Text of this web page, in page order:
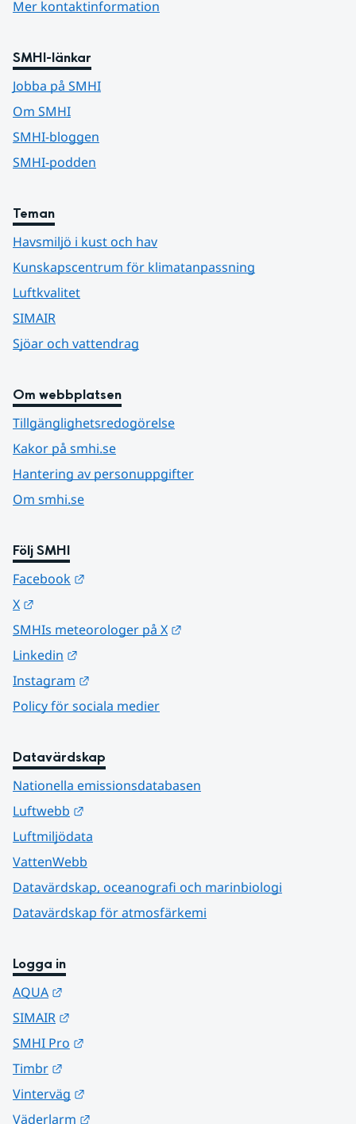
Mer kontaktinformation
SMHI-länkar
Jobba på SMHI
Om SMHI
SMHI-bloggen
SMHI-podden
Teman
Havsmiljö i kust och hav
Kunskapscentrum för klimatanpassning
Luftkvalitet
SIMAIR
Sjöar och vattendrag
Om webbplatsen
Tillgänglighetsredogörelse
Kakor på smhi.se
Hantering av personuppgifter
Om smhi.se
Följ SMHI
Facebook
X
SMHIs meteorologer på X
Linkedin
Instagram
Policy för sociala medier
Datavärdskap
Nationella emissionsdatabasen
Luftwebb
Luftmiljödata
VattenWebb
Datavärdskap, oceanografi och marinbiologi
Datavärdskap för atmosfärkemi
Logga in
AQUA
SIMAIR
SMHI Pro
Timbr
Vinterväg
Väderlarm